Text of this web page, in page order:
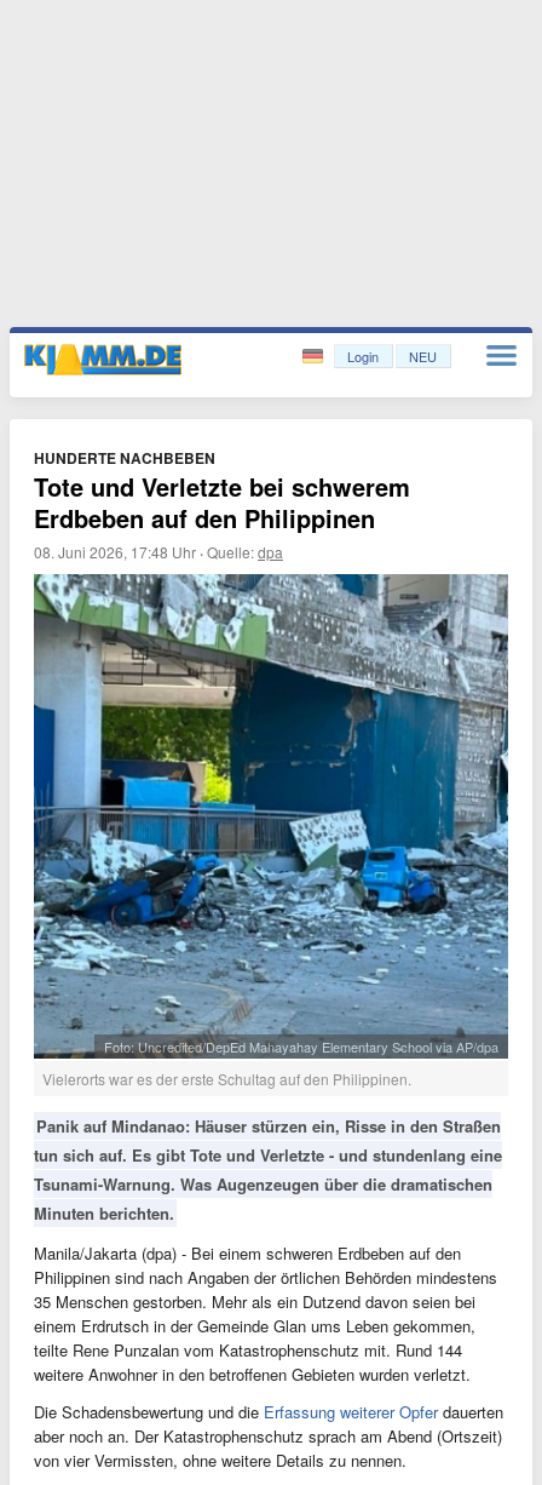
Login NEU
HUNDERTE NACHBEBEN
Tote und Verletzte bei schwerem
Erdbeben auf den Philippinen
08. Juni 2026, 17:48 Uhr ·Quelle:dpa
Foto: Uncredited/DepEd Mahayahay Elementary School via AP/dpa
Vielerorts war es der erste Schultag auf den Philippinen.
Panik auf Mindanao: Häuser stürzen ein, Risse in den Straßen
tun sich auf. Es gibt Tote und Verletzte - und stundenlang eine
Tsunami-Warnung. Was Augenzeugen über die dramatischen
Minuten berichten.
Manila/Jakarta (dpa) - Bei einem schweren Erdbeben auf den
Philippinen sind nach Angaben der örtlichen Behörden mindestens
35 Menschen gestorben. Mehr als ein Dutzend davon seien bei
einem Erdrutsch in der Gemeinde Glan ums Leben gekommen,
teilte Rene Punzalan vom Katastrophenschutz mit. Rund 144
weitere Anwohner in den betroffenen Gebieten wurden verletzt.
Die Schadensbewertung und die Erfassung weiterer Opferdauerten
aber noch an. Der Katastrophenschutz sprach am Abend (Ortszeit)
von vier Vermissten, ohne weitere Details zu nennen.